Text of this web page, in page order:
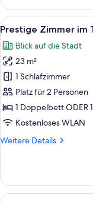
Lamee
Room
/
Zimmer
Alle
Fotos
für
Prestige
Zimmer
im
TOPAZZ
anzeigen
7
Prestige Zimmer im
Blick auf die Stadt
23 m²
1 Schlafzimmer
Platz für 2 Personen
1 Doppelbett ODER
Kostenloses WLAN
Weitere Details
Weitere
Zimmer
im